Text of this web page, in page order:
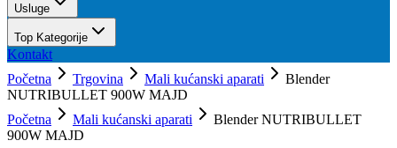
Usluge
Top Kategorije
Kontakt
Početna
Trgovina Mali kućanski aparati
Blender
NUTRIBULLET 900W MAJD
Početna
Mali kućanski aparati
Blender NUTRIBULLET
900W MAJD